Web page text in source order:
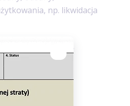
np. likwidacja
amortyzować?
budynku,